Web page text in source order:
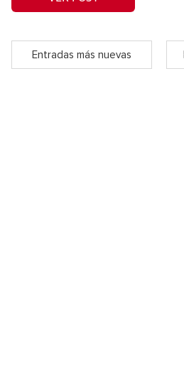
Entradas más nuevas